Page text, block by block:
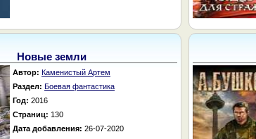
Новые земли
Автор: Каменистый Артем
Раздел: Боевая фантастика
Год: 2016
Страниц: 130
Дата добавления: 26-07-2020